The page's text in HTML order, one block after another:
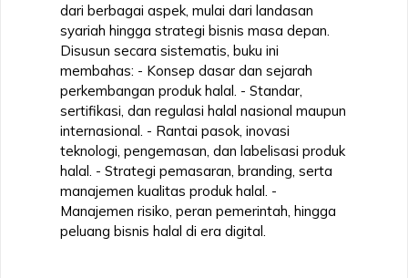
dari berbagai aspek, mulai dari landasan
syariah hingga strategi bisnis masa depan.
Disusun secara sistematis, buku ini
membahas: - Konsep dasar dan sejarah
perkembangan produk halal. - Standar,
sertifikasi, dan regulasi halal nasional maupun
internasional. - Rantai pasok, inovasi
teknologi, pengemasan, dan labelisasi produk
halal. - Strategi pemasaran, branding, serta
manajemen kualitas produk halal. -
Manajemen risiko, peran pemerintah, hingga
peluang bisnis halal di era digital.